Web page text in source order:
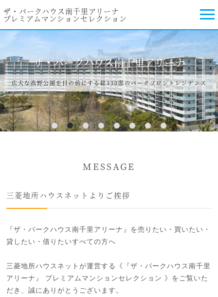
ザ・パークハウス南千里アリーナ
プレミアムマンションセレクション
ザ・パークハウス南千里アリーナ
広大な高野公園を目の前にする総330邸のパークフロントレジデンス
MESSAGE
三菱地所ハウスネットよりご挨拶
『ザ・パークハウス南千里アリーナ』を売りたい・買いたい・
貸したい・借りたいすべての方へ
三菱地所ハウスネットが運営する《『ザ・パークハウス南千里
アリーナ』 プレミアムマンションセレクション 》をご覧いた
だき、誠にありがとうございます。